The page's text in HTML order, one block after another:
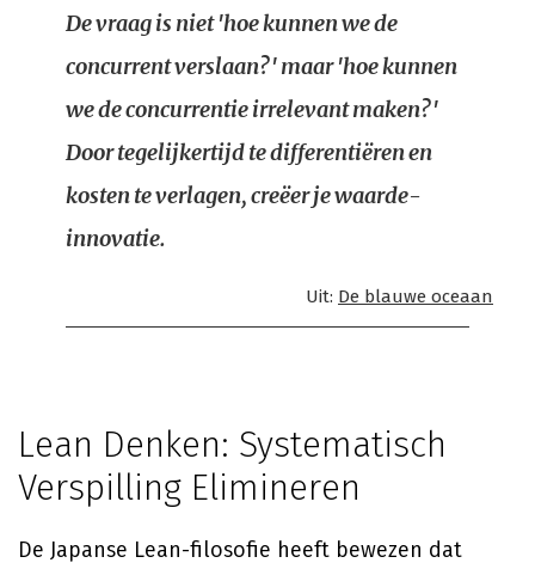
De vraag is niet 'hoe kunnen we de
concurrent verslaan?' maar 'hoe kunnen
we de concurrentie irrelevant maken?'
Door tegelijkertijd te differentiëren en
kosten te verlagen, creëer je waarde-
innovatie.
Uit: De blauwe oceaan
Lean Denken: Systematisch
Verspilling Elimineren
De Japanse Lean-filosofie heeft bewezen dat